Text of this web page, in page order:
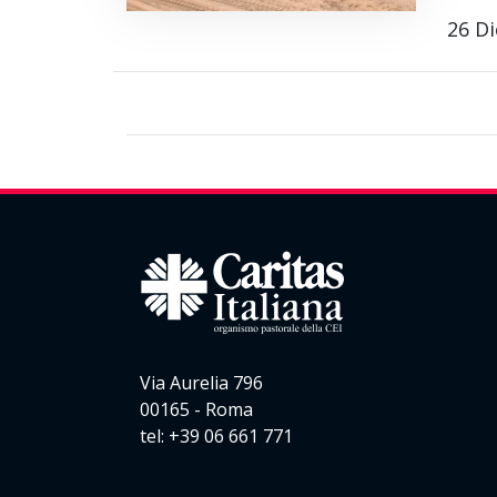
26
Via Aurelia 796
00165 - Roma
tel: +39 06 661 771